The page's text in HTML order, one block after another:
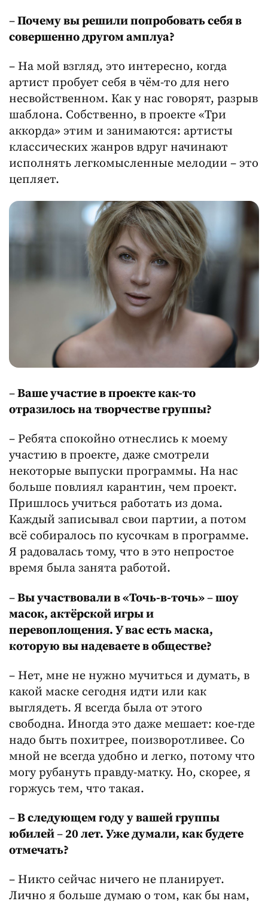
–Почему вы решили попробовать себя в
совершенно другом амплуа?
– На мой взгляд, это интересно, когда
артист пробует себя в чём-то для него
несвойственном. Как у нас говорят, разрыв
шаблона. Собственно, в проекте «Три
аккорда» этим и занимаются: артисты
классических жанров вдруг начинают
исполнять легкомысленные мелодии – это
цепляет.
–Ваше участие в проекте как-то
отразилось на творчестве группы?
– Ребята спокойно отнеслись к моему
участию в проекте, даже смотрели
некоторые выпуски программы. На нас
больше повлиял карантин, чем проект.
Пришлось учиться работать из дома.
Каждый записывал свои партии, а потом
всё собиралось по кусочкам в программе.
Я радовалась тому, что в это непростое
время была занята работой.
–Вы участвовали в «Точь-в-точь»–шоу
масок, актёрской игры и
перевоплощения. У вас есть маска,
которую вы надеваете в обществе?
– Нет, мне не нужно мучиться и думать, в
какой маске сегодня идти или как
выглядеть. Я всегда была от этого
свободна. Иногда это даже мешает: кое-где
надо быть похитрее, поизворотливее. Со
мной не всегда удобно и легко, потому что
могу рубануть правду-матку. Но, скорее, я
горжусь тем, что такая.
–В следующем году у вашей группы
юбилей– 20 лет. Уже думали, как будете
отмечать?
– Никто сейчас ничего не планирует.
Лично я больше думаю о том, как бы нам,